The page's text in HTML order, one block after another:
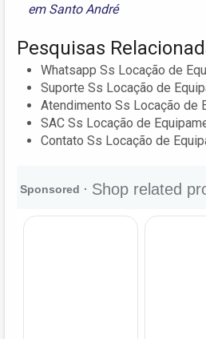
em Santo André
Pesquisas
Whatsapp Ss Locação de
Suporte Ss Locação de
Atendimento Ss Locação de
SAC Ss Locação de
Contato Ss Locação de